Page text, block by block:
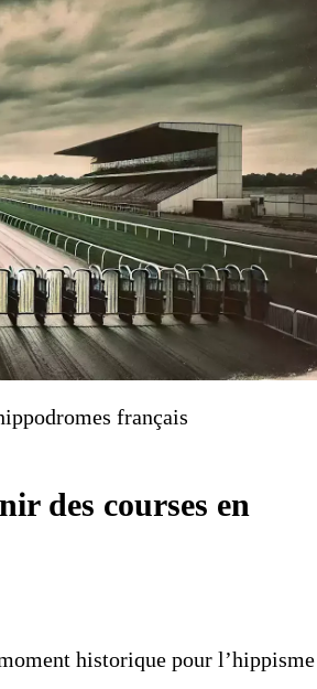
français
des courses en
historique pour l’hippisme